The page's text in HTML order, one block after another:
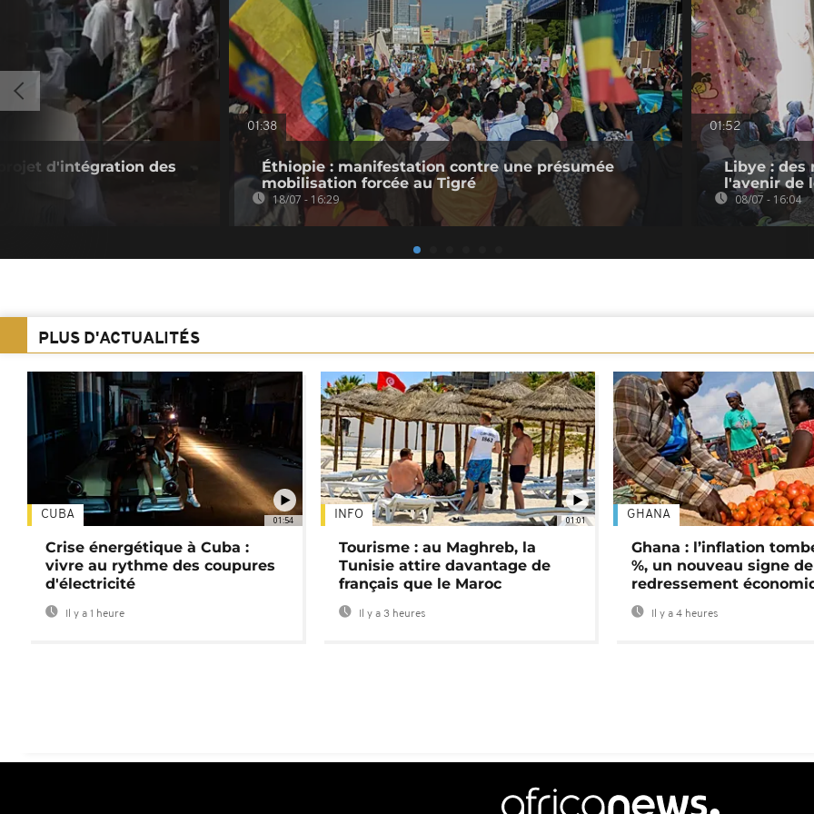
d'intégration des
01:38
Éthiopie : manifestation contre une présumée
mobilisation forcée au Tigré
18/07 - 16:29
01:52
Libye : des
l'avenir de
08/07 - 16:04
PLUS D'ACTUALITÉS
01:54
CUBA
Crise énergétique à Cuba :
vivre au rythme des coupures
d'électricité
Il y a 1 heure
01:01
INFO
Tourisme : au Maghreb, la
Tunisie attire davantage de
français que le Maroc
Il y a 3 heures
GHANA
Ghana : l’inflation
%, un nouveau signe de
redressement
Il y a 4 heures